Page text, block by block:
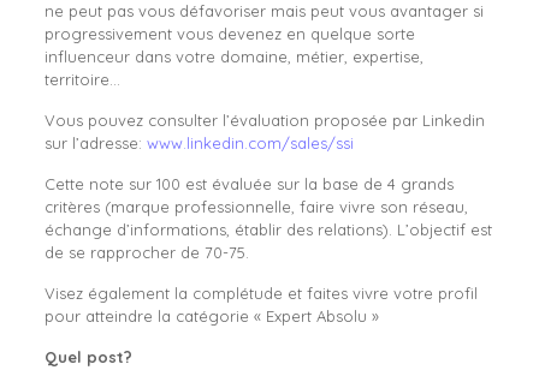
ne peut pas vous défavoriser mais peut vous avantager si
progressivement vous devenez en quelque sorte
influenceur dans votre domaine, métier, expertise,
territoire…
Vous pouvez consulter l’évaluation proposée par Linkedin
sur l’adresse:www.linkedin.com/sales/ssi
Cette note sur 100 est évaluée sur la base de 4 grands
critères (marque professionnelle, faire vivre son réseau,
échange d’informations, établir des relations). L’objectif est
de se rapprocher de 70-75.
Visez également la complétude et faites vivre votre profil
pour atteindre la catégorie « Expert Absolu »
Quel post?